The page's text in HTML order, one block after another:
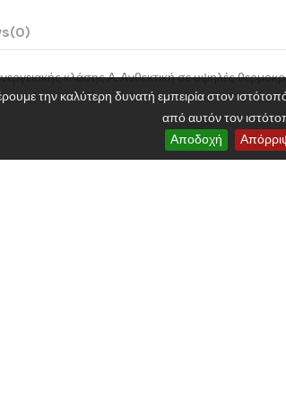
(0)
κλάσης Α. Ανθεκτική σε υψηλές
2020 Powered by 3dd. Design By
την καλύτερη δυνατή εμπειρία στον
από αυτόν τον
Αποδοχή